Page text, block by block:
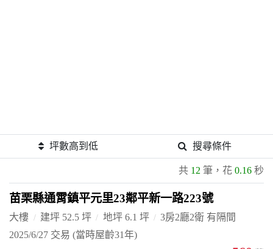
坪數高到低 搜尋條件
共 12 筆，花 0.16 秒
苗栗縣通霄鎮平元里23鄰平新一路223號
大樓 建坪 52.5 坪 地坪 6.1 坪
3房2廳2衛 有隔間
2025/6/27 交易 (當時屋齡31年)